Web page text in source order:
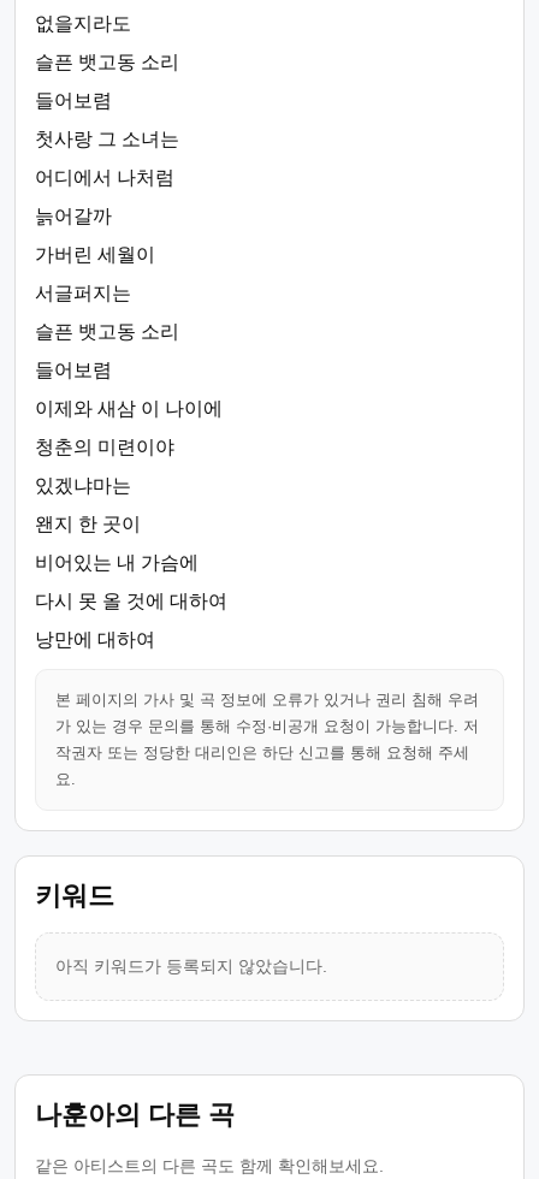
없을지라도
슬픈 뱃고동 소리
들어보렴
첫사랑 그 소녀는
어디에서 나처럼
늙어갈까
가버린 세월이
서글퍼지는
슬픈 뱃고동 소리
들어보렴
이제와 새삼 이 나이에
청춘의 미련이야
있겠냐마는
왠지 한 곳이
비어있는 내 가슴에
다시 못 올 것에 대하여
낭만에 대하여
본 페이지의 가사 및 곡 정보에 오류가 있거나 권리 침해 우려
가 있는 경우 문의를 통해 수정·비공개 요청이 가능합니다. 저
작권자 또는 정당한 대리인은 하단 신고를 통해 요청해 주세
요.
키워드
아직 키워드가 등록되지 않았습니다.
나훈아의 다른 곡
같은 아티스트의 다른 곡도 함께 확인해보세요.